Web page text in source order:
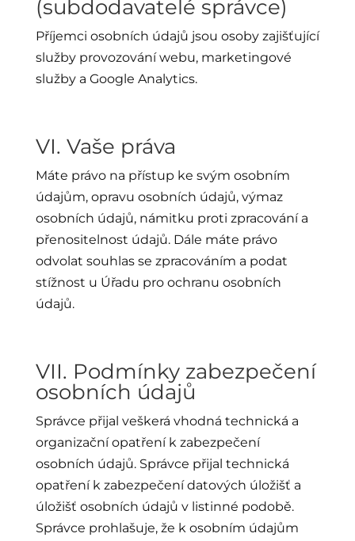
(subdodavatelé správce)
Příjemci osobních údajů jsou osoby zajišťující
služby provozování webu, marketingové
služby a Google Analytics.
VI. Vaše práva
Máte právo na přístup ke svým osobním
údajům, opravu osobních údajů, výmaz
osobních údajů, námitku proti zpracování a
přenositelnost údajů. Dále máte právo
odvolat souhlas se zpracováním a podat
stížnost u Úřadu pro ochranu osobních
údajů.
VII. Podmínky zabezpečení
osobních údajů
Správce přijal veškerá vhodná technická a
organizační opatření k zabezpečení
osobních údajů. Správce přijal technická
opatření k zabezpečení datových úložišť a
úložišť osobních údajů v listinné podobě.
Správce prohlašuje, že k osobním údajům